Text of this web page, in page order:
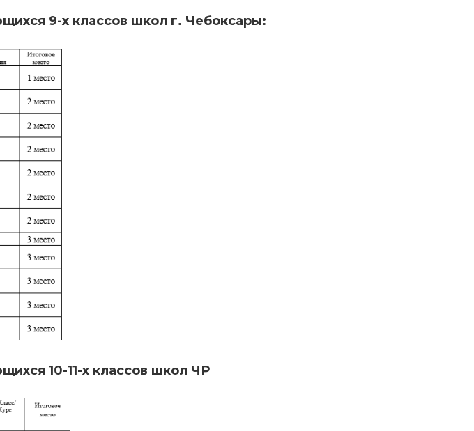
9-х классов школ г. Чебоксары:
10-11-х классов школ ЧР